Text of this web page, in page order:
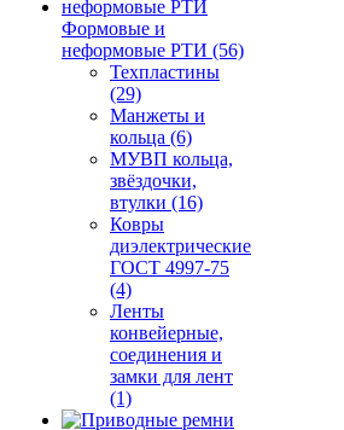
Формовые и
неформовые РТИ (56)
Техпластины
(29)
Манжеты и
кольца (6)
МУВП кольца,
звёздочки,
втулки (16)
Ковры
диэлектрические
ГОСТ 4997-75
(4)
Ленты
конвейерные,
соединения и
замки для лент
(1)